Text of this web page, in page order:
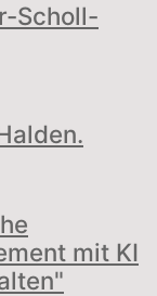
Scholl-
mit KI